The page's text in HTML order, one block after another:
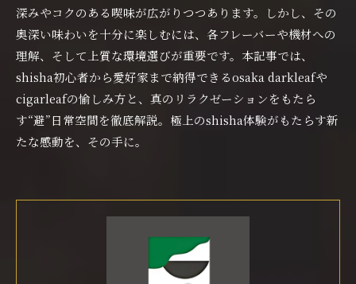
深みやコクのある喫味が広がりつつあります。しかし、その
奥深い味わいを十分に楽しむには、各フレーバーや機材への
理解、そして上質な環境選びが重要です。本記事では、
shisha初心者から愛好家まで納得できるosaka darkleafや
cigarleafの愉しみ方と、真のリラクゼーションをもたら
す“避”日常空間を徹底解説。極上のshisha体験がもたらす新
たな感動を、その手に。